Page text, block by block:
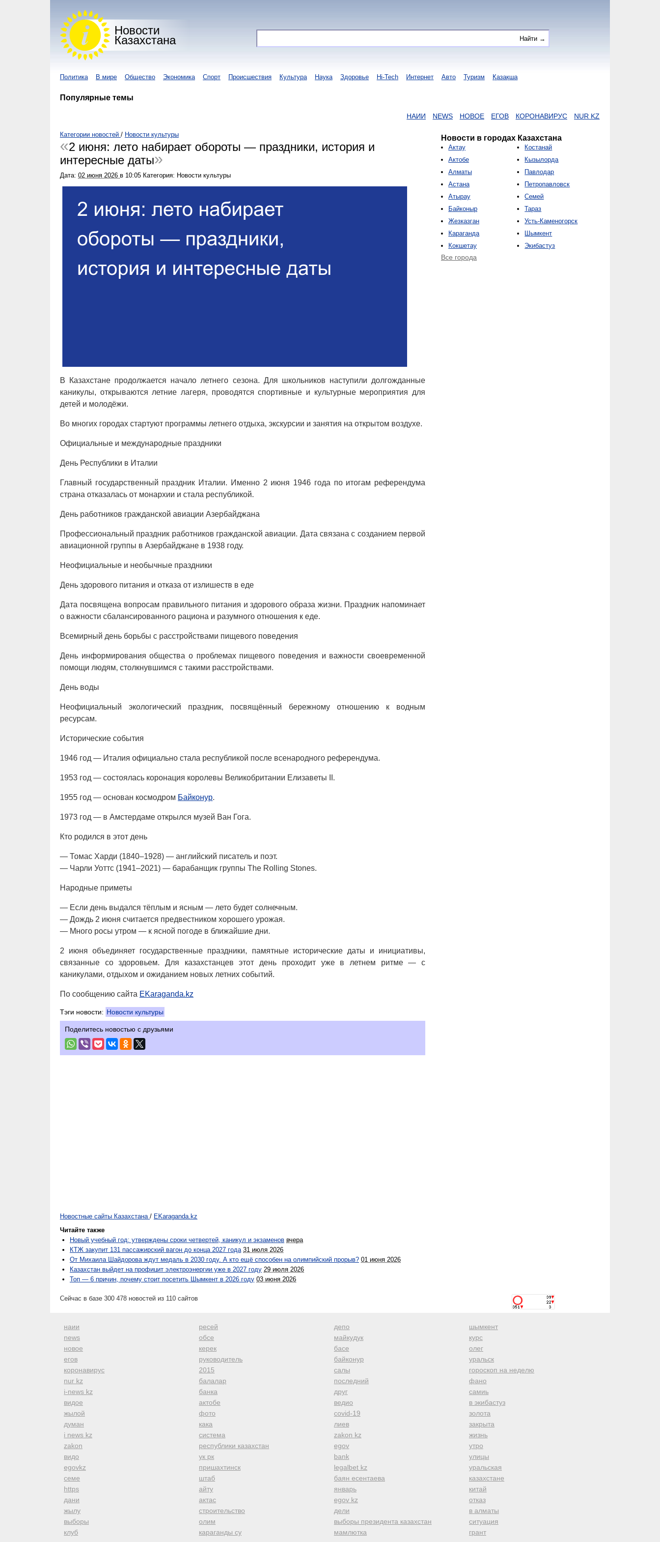
Новости
Казахстана
Политика В мире Общество Экономика Спорт Происшествия Культура Наука Здоровье Hi-Tech Интернет Авто Туризм Қазақша
Популярные темы
NEWS НОВОЕ ЕГОВ КОРОНАВИРУС NUR KZ I-NEWS KZ
Категории новостей / Новости культуры
2 июня: лето набирает обороты — праздники, история и
интересные даты
Дата: 02 июня 2026 в 10:05 Категория: Новости культуры
В Казахстане продолжается начало летнего сезона. Для школьников наступили долгожданные
каникулы, открываются летние лагеря, проводятся спортивные и культурные мероприятия для
детей и молодёжи.
Во многих городах стартуют программы летнего отдыха, экскурсии и занятия на открытом воздухе.
Официальные и международные праздники
День Республики в Италии
Главный государственный праздник Италии. Именно 2 июня 1946 года по итогам референдума
страна отказалась от монархии и стала республикой.
День работников гражданской авиации Азербайджана
Профессиональный праздник работников гражданской авиации. Дата связана с созданием первой
авиационной группы в Азербайджане в 1938 году.
Неофициальные и необычные праздники
День здорового питания и отказа от излишеств в еде
Дата посвящена вопросам правильного питания и здорового образа жизни. Праздник напоминает
о важности сбалансированного рациона и разумного отношения к еде.
Всемирный день борьбы с расстройствами пищевого поведения
День информирования общества о проблемах пищевого поведения и важности своевременной
помощи людям, столкнувшимся с такими расстройствами.
День воды
Неофициальный экологический праздник, посвящённый бережному отношению к водным
ресурсам.
Исторические события
1946 год — Италия официально стала республикой после всенародного референдума.
1953 год — состоялась коронация королевы Великобритании Елизаветы II.
1955 год — основан космодром Байконур.
1973 год — в Амстердаме открылся музей Ван Гога.
Кто родился в этот день
— Томас Харди (1840–1928) — английский писатель и поэт.
— Чарли Уоттс (1941–2021) — барабанщик группы The Rolling Stones.
Народные приметы
— Если день выдался тёплым и ясным — лето будет солнечным.
— Дождь 2 июня считается предвестником хорошего урожая.
— Много росы утром — к ясной погоде в ближайшие дни.
2 июня объединяет государственные праздники, памятные исторические даты и инициативы,
связанные со здоровьем. Для казахстанцев этот день проходит уже в летнем ритме — с
каникулами, отдыхом и ожиданием новых летних событий.
По сообщению сайта EKaraganda.kz
Тэги новости: Новости культуры
Поделитесь новостью с друзьями
Новостные сайты Казахстана / EKaraganda.kz
Читайте также
Новый учебный год: утверждены сроки четвертей, каникул и экзаменов вчера
КТЖ закупит 131 пассажирский вагон до конца 2027 года 31 июля 2026
От Михаила Шайдорова ждут медаль в 2030 году. А кто ещё способен на олимпийский прорыв? 01 июня 2026
Казахстан выйдет на профицит электроэнергии уже в 2027 году 29 июля 2026
Топ — 6 причин, почему стоит посетить Шымкент в 2026 году 03 июня 2026
Новости в городах Казахстана
Актау
Актобе
Алматы
Астана
Атырау
Байконыр
Жезказган
Караганда
Кокшетау
Костанай
Кызылорда
Павлодар
Петропавловск
Семей
Тараз
Усть-Каменогорск
Шымкент
Экибастуз
Все города
Сейчас в базе 300 478 новостей из 110 сайтов
наии
news
новое
егов
коронавирус
nur kz
i-news kz
видое
жылой
думан
i news kz
zakon
видо
egovkz
семе
https
дани
жылу
выборы
клуб
ресей
обсе
керек
руководитель
2015
балалар
банка
актобе
фото
кака
система
республики казахстан
ук рк
пришахтинск
штаб
айту
актас
строительство
олим
караганды су
депо
майкудук
басе
байконур
салы
последний
друг
ведио
covid-19
лиев
zakon kz
egov
bank
legalbet kz
баян есентаева
январь
egov kz
дели
выборы президента казахстан
мамлютка
шымкент
курс
олег
уральск
гороскоп на неделю
фано
самиь
в экибастуз
золота
закрыта
жизнь
утро
улицы
уральская
казахстане
китай
отказ
в алматы
ситуация
грант